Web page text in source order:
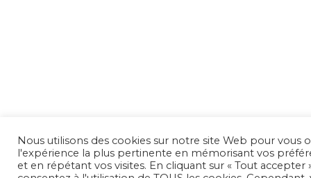
Nous utilisons des cookies sur notre site Web pour vous
l'expérience la plus pertinente en mémorisant vos
et en répétant vos visites. En cliquant sur « Tout accepter